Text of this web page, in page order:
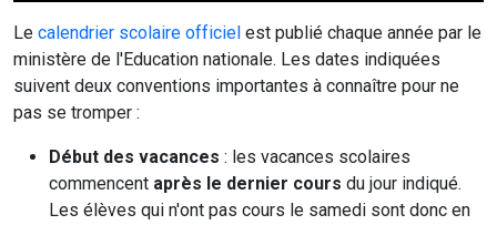
Le calendrier scolaire officiel est publié chaque année par le
ministère de l'Education nationale. Les dates indiquées
suivent deux conventions importantes à connaître pour ne
pas se tromper :
Début des vacances : les vacances scolaires
commencent après le dernier cours du jour indiqué.
Les élèves qui n'ont pas cours le samedi sont donc en